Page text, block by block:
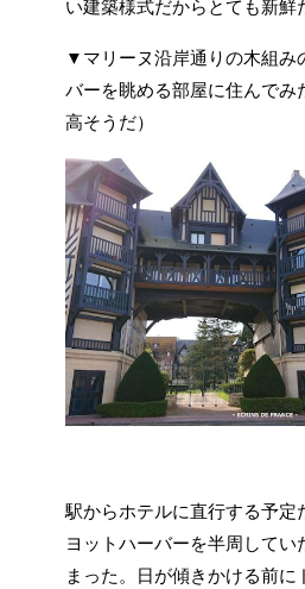
い建築様式だからとても新鮮
▼マリーヌ沿岸通りの木組み
バーを眺める部屋に住んでみ
高そうだ）
駅からホテルに直行する予定
ヨットハーバーを半周してい
まった。日が傾きかける前に